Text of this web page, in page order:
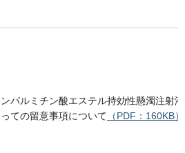
パルミチン酸エステル持効性懸濁注射
ての留意事項について （PDF：160KB）